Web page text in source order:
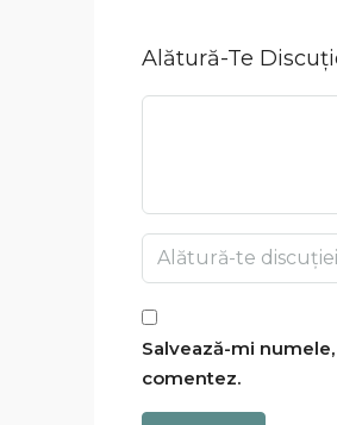
Alătură-Te
Salvează-mi
comentez.